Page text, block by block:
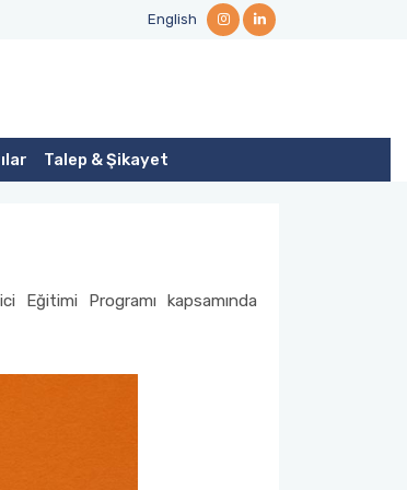
English
Talep & Şikayet
Eğitimi Programı kapsamında